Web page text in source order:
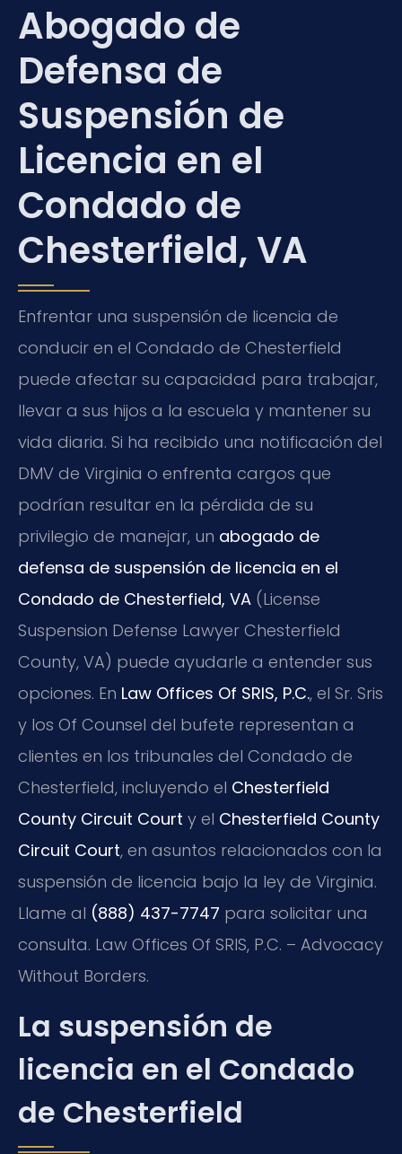
Abogado de
Defensa de
Suspensión de
Licencia en el
Condado de
Chesterfield, VA
Enfrentar una suspensión de licencia de
conducir en el Condado de Chesterfield
puede afectar su capacidad para trabajar,
llevar a sus hijos a la escuela y mantener su
vida diaria. Si ha recibido una notificación del
DMV de Virginia o enfrenta cargos que
podrían resultar en la pérdida de su
privilegio de manejar, un abogado de
defensa de suspensión de licencia en el
Condado de Chesterfield, VA (License
Suspension Defense Lawyer Chesterfield
County, VA) puede ayudarle a entender sus
opciones. En Law Offices Of SRIS, P.C., el Sr. Sris
y los Of Counsel del bufete representan a
clientes en los tribunales del Condado de
Chesterfield, incluyendo el Chesterfield
County Circuit Court y el Chesterfield County
Circuit Court, en asuntos relacionados con la
suspensión de licencia bajo la ley de Virginia.
Llame al (888) 437-7747 para solicitar una
consulta. Law Offices Of SRIS, P.C. – Advocacy
Without Borders.
La suspensión de
licencia en el Condado
de Chesterfield